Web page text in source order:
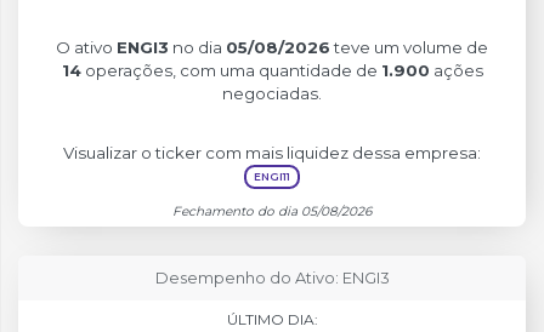
O ativo ENGI3 no dia 05/08/2026teve um volume de
14operações, com uma quantidade de 1.900 ações
negociadas.
Visualizar o ticker com mais liquidez dessa empresa:
ENGI11
Fechamento do dia 05/08/2026
Desempenho do Ativo: ENGI3
ÚLTIMO DIA: